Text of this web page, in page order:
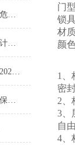
赛弗安全防爆化学品安全柜：危化品存储的安全守护屏障
化学品组合柜的防火、防爆设计与安全保障
药品委托生产质量协议指南（2020年版）发布
如何正确使用称量安全柜以确保操作安全？
门
锁
材
颜
1、
密
2、
3、
自
4、